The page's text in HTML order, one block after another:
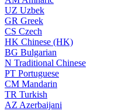
UZ Uzbek
GR Greek
CS Czech
HK Chinese (HK)
BG Bulgarian
N Traditional Chinese
PT Portuguese
CM Mandarin
TR Turkish
AZ Azerbaijani